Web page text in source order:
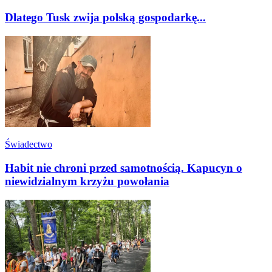
Dlatego Tusk zwija polską gospodarkę...
Świadectwo
Habit nie chroni przed samotnością. Kapucyn o
niewidzialnym krzyżu powołania